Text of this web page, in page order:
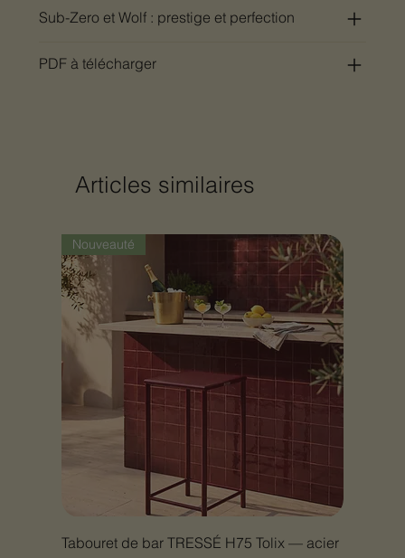
Sub-Zero et Wolf : prestige et perfection
PDF à télécharger
Articles similaires
Nouveauté
Tabouret de bar TRESSÉ H75 Tolix — acier